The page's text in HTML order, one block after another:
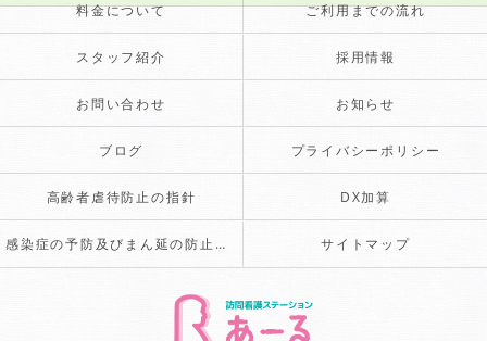
料金について ご利用までの流れ
スタッフ紹介 採用情報
お問い合わせ お知らせ
ブログ プライバシーポリシー
高齢者虐待防止の指針 DX加算
感染症の予防及びまん延の防止のための指針 サイトマップ